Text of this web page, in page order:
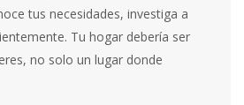
tus necesidades, investiga a
Tu hogar debería ser
no solo un lugar donde